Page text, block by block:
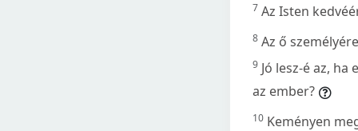
7 Az Isten
8 Az ő
9 Jó lesz-é az,
az ember?
10 Keményen